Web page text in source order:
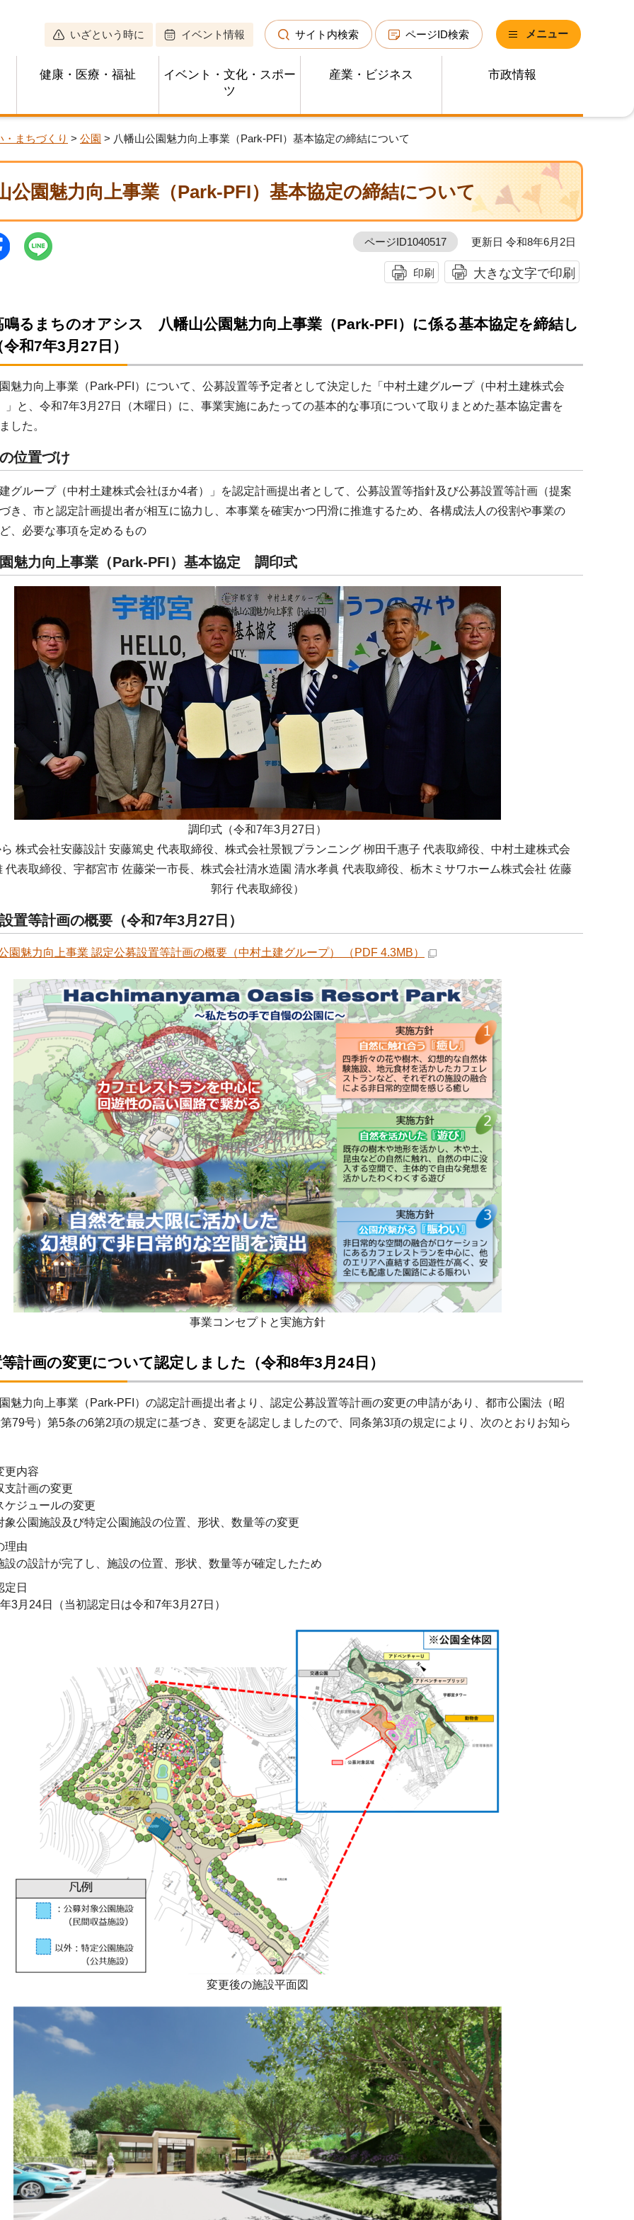
いざという時に イベント情報 サイト内検索 ページID検索 メニュー
健康・医療・福祉
イベント・文化・スポー
ツ
産業・ビジネス 市政情報
・まちづくり > 公園 > 八幡山公園魅力向上事業（Park-PFI）基本協定の締結について
公園魅力向上事業（Park-PFI）基本協定の締結について
ページID1040517 更新日 令和8年6月2日
印刷 大きな文字で印刷
鳴るまちのオアシス 八幡山公園魅力向上事業（Park-PFI）に係る基本協定を締結し
和7年3月27日）
力向上事業（Park-PFI）について、公募設置等予定者として決定した「中村土建グループ（中村土建株式会
」と、令和7年3月27日（木曜日）に、事業実施にあたっての基本的な事項について取りまとめた基本協定書を
した。
位置づけ
ループ（中村土建株式会社ほか4者）」を認定計画提出者として、公募設置等指針及び公募設置等計画（提案
き、市と認定計画提出者が相互に協力し、本事業を確実かつ円滑に推進するため、各構成法人の役割や事業の
、必要な事項を定めるもの
魅力向上事業（Park-PFI）基本協定 調印式
調印式（令和7年3月27日）
株式会社安藤設計 安藤篤史 代表取締役、株式会社景観プランニング 栁田千惠子 代表取締役、中村土建株式会
代表取締役、宇都宮市 佐藤栄一市長、株式会社清水造園 清水孝眞 代表取締役、栃木ミサワホーム株式会社 佐藤
郭行 代表取締役）
置等計画の概要（令和7年3月27日）
園魅力向上事業 認定公募設置等計画の概要（中村土建グループ） （PDF 4.3MB）
事業コンセプトと実施方針
計画の変更について認定しました（令和8年3月24日）
力向上事業（Park-PFI）の認定計画提出者より、認定公募設置等計画の変更の申請があり、都市公園法（昭
79号）第5条の6第2項の規定に基づき、変更を認定しましたので、同条第3項の規定により、次のとおりお知ら
更内容
支計画の変更
ケジュールの変更
象公園施設及び特定公園施設の位置、形状、数量等の変更
理由
設の設計が完了し、施設の位置、形状、数量等が確定したため
定日
3月24日（当初認定日は令和7年3月27日）
変更後の施設平面図